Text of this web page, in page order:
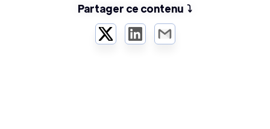
Partager ce contenu ⤵️
TwitterLinkedInEmail